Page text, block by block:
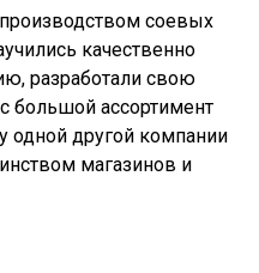
соевых
качественно
разработали свою
большой ассортимент
одной другой компании
магазинов и